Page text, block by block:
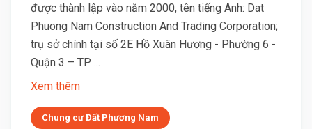
được thành lập vào năm 2000, tên tiếng Anh: Dat
Phuong Nam Construction And Trading Corporation;
trụ sở chính tại số 2E Hồ Xuân Hương - Phường 6 -
Quận 3 – TP ...
Xem thêm
Chung cư Đất Phương Nam